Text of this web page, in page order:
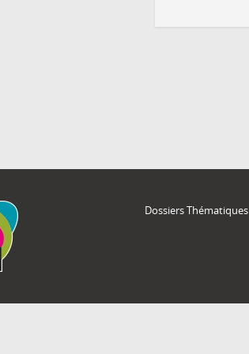
Dossiers Thématiques